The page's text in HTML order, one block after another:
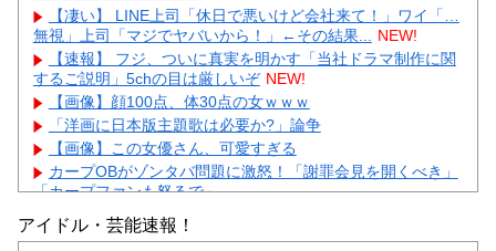
【凄い】 LINE上司「休日で悪いけど会社来て！」ワイ「…
無視」上司「マジでヤバいから！」←その結果...
NEW!
【速報】 フジ、ついに真実を明かす「当社ドラマ制作に関
するご説明」5chの目は厳しいぞ NEW!
【画像】顔100点、体30点の女ｗｗｗ
「洋画に日本版主題歌は必要か?」論争
【画像】この女優さん、可愛すぎる
カープOBがゾンタバ問題に激怒！「謝罪会見を開くべき」
「カープファンも怒るで」
【画像】顔100点、体30点の女ｗｗｗ
アイドル・芸能速報！